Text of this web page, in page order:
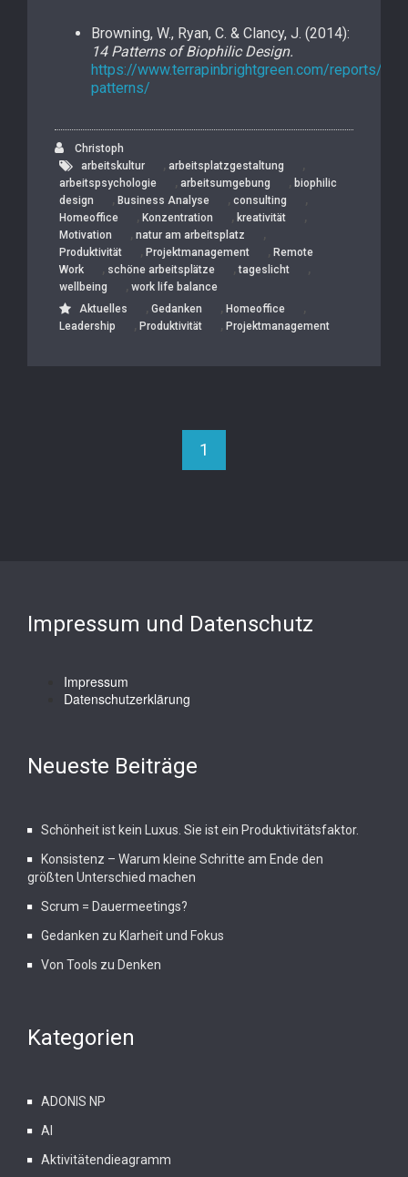
Browning, W., Ryan, C. & Clancy, J. (2014):
14 Patterns of Biophilic Design.
https://www.terrapinbrightgreen.com/reports/14-
patterns/
Christoph
arbeitskultur
, arbeitsplatzgestaltung ,
arbeitspsychologie , arbeitsumgebung , biophilic
design
, Business Analyse , consulting ,
Homeoffice , Konzentration , kreativität ,
Motivation , natur am arbeitsplatz ,
Produktivität , Projektmanagement , Remote
Work
, schöne arbeitsplätze ,tageslicht ,
wellbeing , work life balance
Aktuelles
, Gedanken , Homeoffice ,
Leadership , Produktivität , Projektmanagement
1
Impressum und Datenschutz
Impressum
Datenschutzerklärung
Neueste Beiträge
Schönheit ist kein Luxus. Sie ist ein Produktivitätsfaktor.
Konsistenz – Warum kleine Schritte am Ende den
größten Unterschied machen
Scrum = Dauermeetings?
Gedanken zu Klarheit und Fokus
Von Tools zu Denken
Kategorien
ADONIS NP
AI
Aktivitätendieagramm